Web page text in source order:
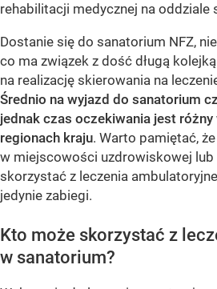
rehabilitacji medycznej na oddziale
Dostanie się do sanatorium NFZ,
co ma związek z dość długą
na realizację skierowania na
Średnio na wyjazd do sanatorium
jednak czas oczekiwania jest
regionach kraju. Warto pamiętać,
w miejscowości uzdrowiskowej lub
skorzystać z leczenia
jedynie zabiegi.
Kto może skorzystać z
w sanatorium?